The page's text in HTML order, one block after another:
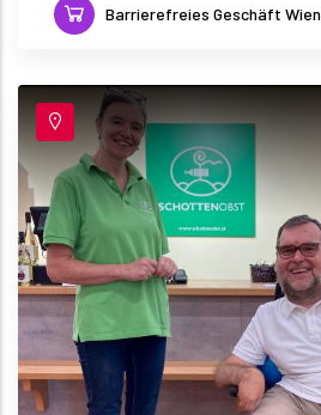
Barrierefreies Geschäft Wien